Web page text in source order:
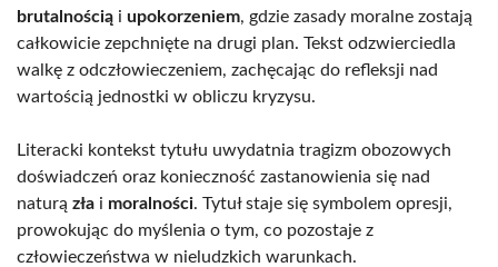
brutalnością i upokorzeniem, gdzie zasady moralne zostają
całkowicie zepchnięte na drugi plan. Tekst odzwierciedla
walkę z odczłowieczeniem, zachęcając do refleksji nad
wartością jednostki w obliczu kryzysu.
Literacki kontekst tytułu uwydatnia tragizm obozowych
doświadczeń oraz konieczność zastanowienia się nad
naturą zła i moralności. Tytuł staje się symbolem opresji,
prowokując do myślenia o tym, co pozostaje z
człowieczeństwa w nieludzkich warunkach.